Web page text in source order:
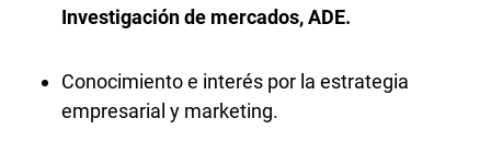
Investigación de mercados, ADE.
Conocimiento e interés por la estrategia
empresarial y marketing.